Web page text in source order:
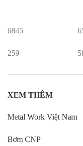
6845
259
XEM THÊM
Metal Work Việt Nam
Bơm CNP